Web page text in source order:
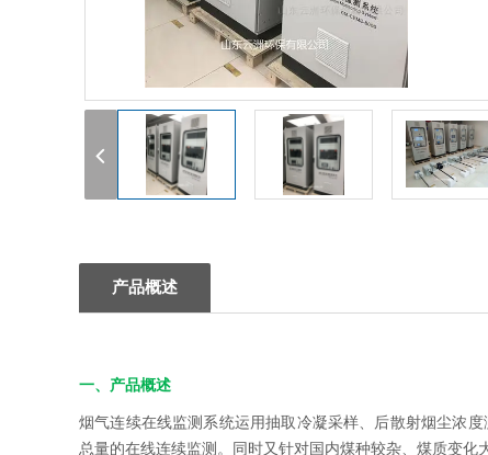
产品概述
一、产品概述
烟气连续在线监测系统运用抽取冷凝采样、后散射烟尘浓
总量的在线连续监测。同时又针对国内煤种较杂、煤质变